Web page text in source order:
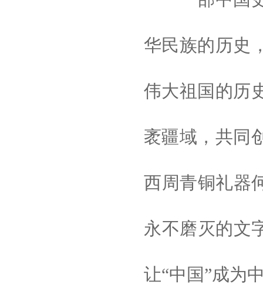
华民族的历史
伟大祖国的历
袤疆域，共同
西周青铜礼器
永不磨灭的文
让“中国”成为